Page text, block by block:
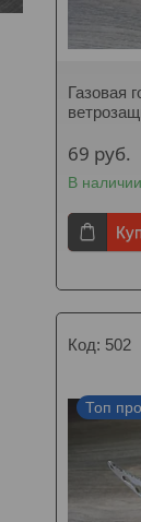
Газовая
69 руб.
В наличии
502
Топ